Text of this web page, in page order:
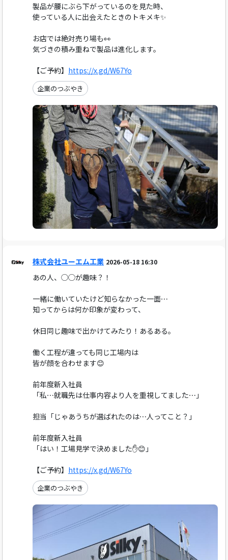
製品が腰にぶら下がっているのを見た時、
使っている人に出会えたときのトキメキ✨️
お店では絶対売り場も👀
気づきの積み重ねで製品は進化します。
【ご予約】 https://x.gd/W67Yo
企業のつぶやき
株式会社ユーエム工業 2026-05-18 16:30
あの人、◯◯が趣味？！
一緒に働いていたけど知らなかった一面⋯
知ってからは何か印象が変わって、
休日同じ趣味で出かけてみたり！あるある。
働く工程が違っても同じ工場内は
皆が顔を合わせます😊
前年度新入社員
「私⋯就職先は仕事内容より人を重視してました⋯」
担当「じゃあうちが選ばれたのは⋯人ってこと？」
前年度新入社員
「はい！工場見学で決めました✋️😊」
【ご予約】 https://x.gd/W67Yo
企業のつぶやき